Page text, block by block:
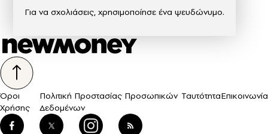
Για να σχολιάσεις, χρησιμοποίησε ένα ψευδώνυμο.
Όροι
Χρήσης
Πολιτική Προστασίας Προσωπικών
Δεδομένων
ΤαυτότηταΕπικοινωνία